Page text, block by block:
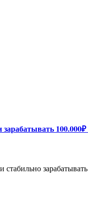
зарабатывать